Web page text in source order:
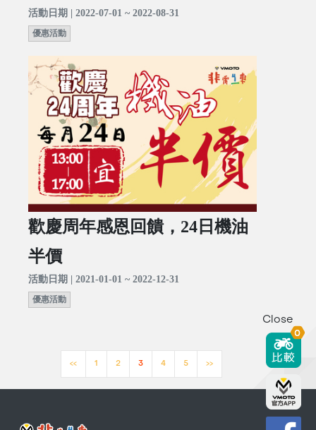
活動日期 | 2022-07-01 ~ 2022-08-31
優惠活動
歡慶周年感恩回饋，24日機油
半價
活動日期 | 2021-01-01 ~ 2022-12-31
優惠活動
<< 1 2 3 4 5 >>
Close
0